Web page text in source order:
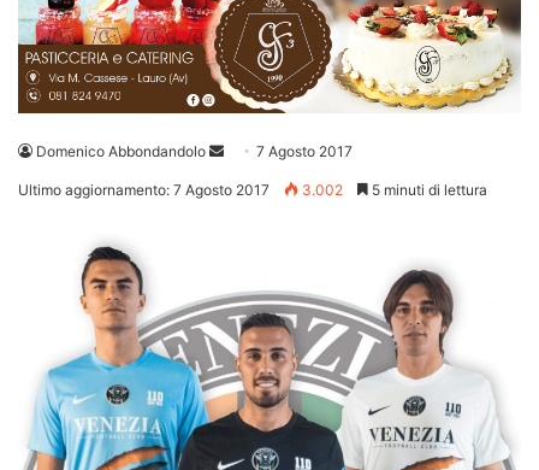
Domenico Abbondandolo
Invia 7 Agosto 2017
Ultimo aggiornamento: 7 Agosto 2017 3.002 5 minuti di lettura